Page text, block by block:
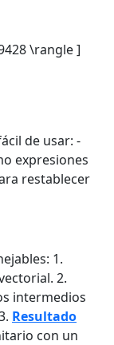
\rangle ]
de usar: -
expresiones
restablecer
1.
2.
intermedios
Resultado
con un